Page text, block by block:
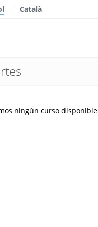
Català
ningún curso disponible